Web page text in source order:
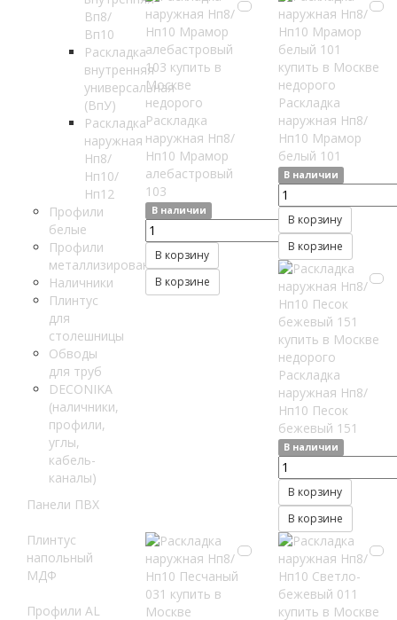
Вп8/
Вп10
Раскладка
внутренняя
универсальная
(ВпУ)
Раскладка
наружная
Нп8/
Нп10/
Нп12
Профили
белые
Профили
металлизированные
Наличники
Плинтус
для
столешницы
Обводы
для труб
DECONIKA
(наличники,
профили,
углы,
кабель-
каналы)
Панели ПВХ
Плинтус
напольный
МДФ
Профили AL
Раскладка
наружная Нп8/
Нп10 Мрамор
алебастровый
103
В наличии
В корзину
В корзине
Раскладка
наружная Нп8/
Нп10 Мрамор
белый 101
В наличии
В корзину
В корзине
Раскладка
наружная Нп8/
Нп10 Песок
бежевый 151
В наличии
В корзину
В корзине